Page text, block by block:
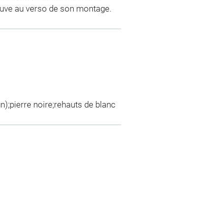
au verso de son montage.
noire;rehauts de blanc